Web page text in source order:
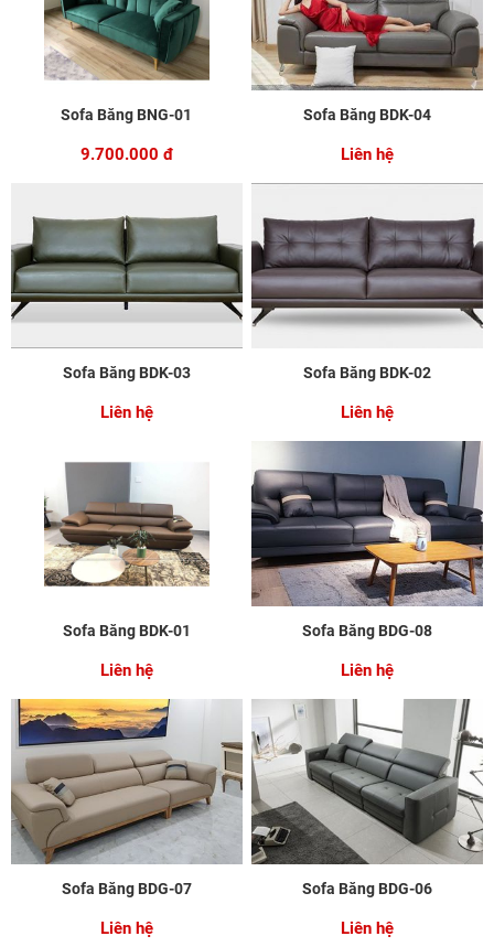
Sofa Băng BNG-01
9.700.000 đ
Sofa Băng BDK-04
Liên hệ
Sofa Băng BDK-03
Liên hệ
Sofa Băng BDK-02
Liên hệ
Sofa Băng BDK-01
Liên hệ
Sofa Băng BDG-08
Liên hệ
Sofa Băng BDG-07
Liên hệ
Sofa Băng BDG-06
Liên hệ